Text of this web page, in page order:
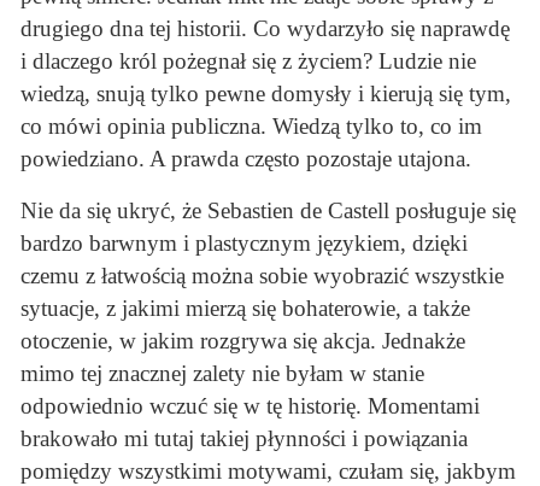
drugiego dna tej historii. Co wydarzyło się naprawdę
i dlaczego król pożegnał się z życiem? Ludzie nie
wiedzą, snują tylko pewne domysły i kierują się tym,
co mówi opinia publiczna. Wiedzą tylko to, co im
powiedziano. A prawda często pozostaje utajona.
Nie da się ukryć, że Sebastien de Castell posługuje się
bardzo barwnym i plastycznym językiem, dzięki
czemu z łatwością można sobie wyobrazić wszystkie
sytuacje, z jakimi mierzą się bohaterowie, a także
otoczenie, w jakim rozgrywa się akcja. Jednakże
mimo tej znacznej zalety nie byłam w stanie
odpowiednio wczuć się w tę historię. Momentami
brakowało mi tutaj takiej płynności i powiązania
pomiędzy wszystkimi motywami, czułam się, jakbym